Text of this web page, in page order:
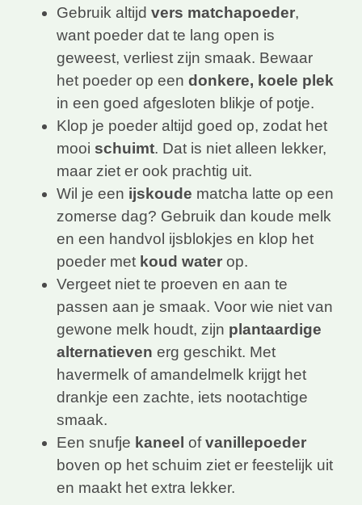
Gebruik altijd vers matchapoeder,
want poeder dat te lang open is
geweest, verliest zijn smaak. Bewaar
het poeder op een donkere, koele plek
in een goed afgesloten blikje of potje.
Klop je poeder altijd goed op, zodat het
mooi schuimt. Dat is niet alleen lekker,
maar ziet er ook prachtig uit.
Wil je een ijskoude matcha latte op een
zomerse dag? Gebruik dan koude melk
en een handvol ijsblokjes en klop het
poeder met koud water op.
Vergeet niet te proeven en aan te
passen aan je smaak. Voor wie niet van
gewone melk houdt, zijn plantaardige
alternatieven erg geschikt. Met
havermelk of amandelmelk krijgt het
drankje een zachte, iets nootachtige
smaak.
Een snufje kaneel ofvanillepoeder
boven op het schuim ziet er feestelijk uit
en maakt het extra lekker.